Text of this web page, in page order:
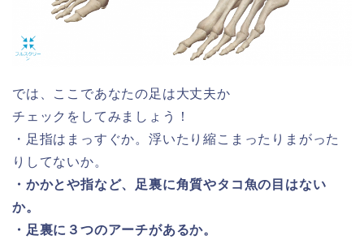
では、ここであなたの足は大丈夫か
チェックをしてみましょう！
・足指はまっすぐか。浮いたり縮こまったりまがった
りしてないか。
・かかとや指など、足裏に角質やタコ魚の目はない
か。
・足裏に３つのアーチがあるか。